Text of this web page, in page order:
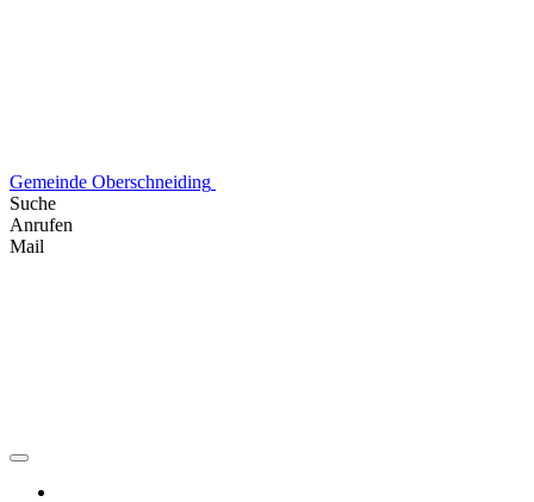
Gemeinde Oberschneiding
Suche
Anrufen
Mail